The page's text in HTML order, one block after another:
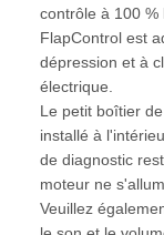
contrôle à 100 %
FlapControl est
dépression et à
électrique.
Le petit boîtier
installé à
de diagnostic
moteur ne
Veuillez